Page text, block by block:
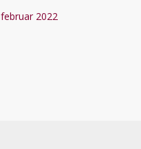
februar 2022